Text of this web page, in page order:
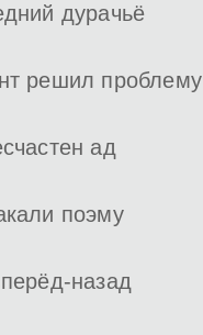
дурачьё
решил проблему
ад
поэму
назад